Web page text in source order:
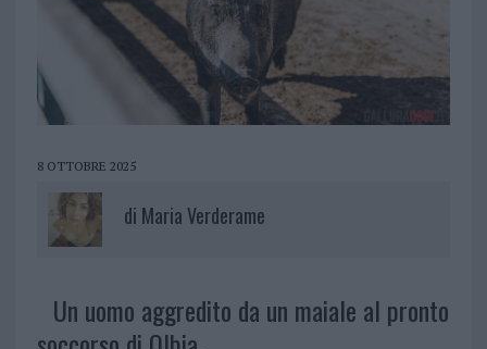
8 OTTOBRE 2025
di Maria Verderame
Un uomo aggredito da un maiale al pronto